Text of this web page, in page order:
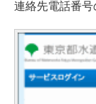
連絡先電話番号